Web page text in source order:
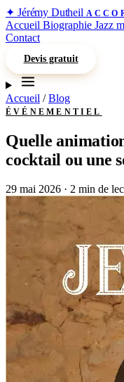
✦ Jérémy Dutheil
Accueil Biographie Jazz
Contact
Devis gratuit
Accueil / Blog
ÉVÉNEMENTIEL
Quelle
cocktail ou une
29 mai 2026 · 2 min de